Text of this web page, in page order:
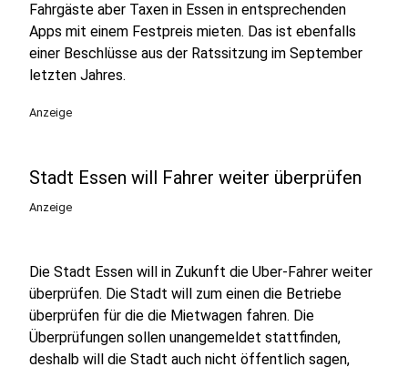
Fahrgäste aber Taxen in Essen in entsprechenden
Apps mit einem Festpreis mieten. Das ist ebenfalls
einer Beschlüsse aus der Ratssitzung im September
letzten Jahres.
Anzeige
Stadt Essen will Fahrer weiter überprüfen
Anzeige
Die Stadt Essen will in Zukunft die Uber-Fahrer weiter
überprüfen. Die Stadt will zum einen die Betriebe
überprüfen für die die Mietwagen fahren. Die
Überprüfungen sollen unangemeldet stattfinden,
deshalb will die Stadt auch nicht öffentlich sagen,